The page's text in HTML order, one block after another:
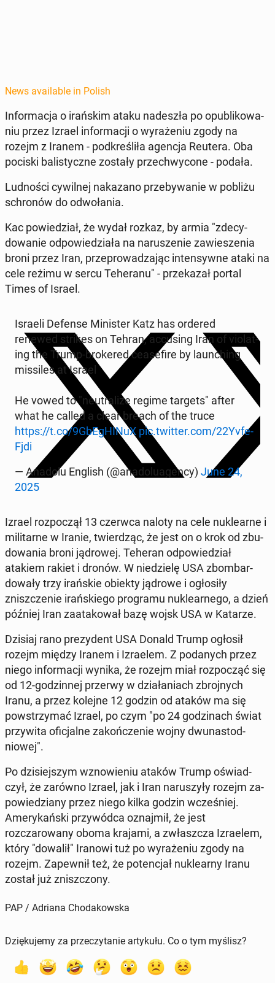
News available in Polish
In­for­ma­c­ja o irańskim ataku nadeszła po op­ub­likowa­
niu przez Izrael in­for­ma­cji o wyraże­niu zgody na
rozejm z Iranem - pod­kreśliła agencja Reutera. Oba
pociski bal­isty­czne zostały przech­wycone - podała.
Lud­noś­ci cy­wilnej nakazano prze­by­wanie w pobliżu
schronów do odwoła­nia.
Kac powiedzi­ał, że wydał rozkaz, by armia "zde­cy­
dowanie odpowiedzi­ała na narusze­nie za­w­ieszenia
broni przez Iran, przeprowadza­jąc in­ten­sy­wne ataki na
cele reżimu w sercu Teheranu" - przekazał portal
Times of Israel.
Israeli Defense Min­is­ter Katz has ordered
renewed strikes on Tehran, ac­cus­ing Iran of vi­o­lat­
ing the Trump-bro­kered cease­fire by launch­ing
mis­siles at Israel
He vowed to "neu­tral­ize regime targets" after
what he called a clear breach of the truce
https://t.co/9GbEgH­IN­uX pic.twitter.com/22Yvfe­
Fj­di
— Anadolu English (@anadolu­a­gency) June 24,
2025
Izrael rozpoczął 13 czerwca naloty na cele nuk­learne i
mil­i­tarne w Iranie, twierdząc, że jest on o krok od zbu­
dowa­nia broni jądrowej. Teheran odpowiedzi­ał
atakiem rakiet i dronów. W niedzielę USA zbom­bar­
dowały trzy irańskie obiekty jądrowe i ogłosiły
zniszcze­nie irańskiego pro­gra­mu nuk­learnego, a dzień
później Iran za­atakował bazę wojsk USA w Katarze.
Dzisiaj rano prezy­dent USA Donald Trump ogłosił
rozejm między Iranem i Izraelem. Z po­danych przez
niego in­for­ma­cji wynika, że rozejm miał rozpocząć się
od 12-godzin­nej przerwy w dzi­ała­ni­ach zbro­jnych
Iranu, a przez kolejne 12 godzin od ataków ma się
pow­strzy­mać Izrael, po czym "po 24 godz­i­nach świat
przy­wi­ta ofic­jalne za­kończe­nie wojny dwu­nas­tod­
niowej".
Po dzisiejszym wznowie­niu ataków Trump oświad­
czył, że zarówno Izrael, jak i Iran naruszyły rozejm za­
powiedziany przez niego kilka godzin wcześniej.
Amerykańs­ki przy­wód­ca oz­na­jmił, że jest
rozczarowany oboma krajami, a zwłaszcza Izraelem,
który "dowalił" Iranowi tuż po wyraże­niu zgody na
rozejm. Za­pewnił też, że po­tenc­jał nuk­learny Iranu
został już zniszc­zony.
PAP / Adriana Chodakowska
Dziękujemy za przeczytanie artykułu. Co o tym myślisz?